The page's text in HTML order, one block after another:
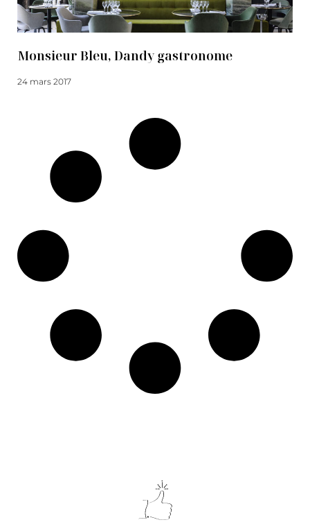
Monsieur Bleu, Dandy gastronome
24 mars 2017